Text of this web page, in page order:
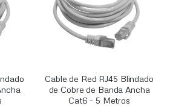
Cable de Red RJ45 Blindado
de Cobre de Banda Ancha
Cat6 - 5 Metros